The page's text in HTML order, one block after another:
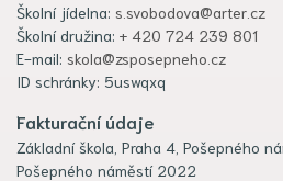
Školní jídelna: s.svobodova@arter.cz
Školní družina: + 420 724 239 801
E-mail: skola@zsposepneho.cz
ID schránky: 5uswqxq
Fakturační údaje
Základní škola, Praha 4, Pošepného
Pošepného náměstí 2022